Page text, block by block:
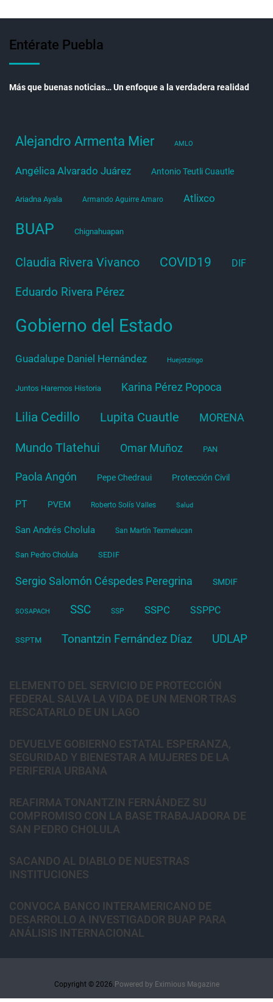
Entérate Puebla
Más que buenas noticias… Un enfoque a la verdadera realidad
Alejandro Armenta Mier AMLO
Angélica Alvarado Juárez Antonio Teutli Cuautle
Ariadna Ayala Armando Aguirre Amaro Atlixco
BUAP Chignahuapan
Claudia Rivera Vivanco COVID19 DIF
Eduardo Rivera Pérez
Gobierno del Estado
Guadalupe Daniel Hernández Huejotzingo
Juntos Haremos Historia Karina Pérez Popoca
Lilia Cedillo Lupita Cuautle MORENA
Mundo Tlatehui Omar Muñoz PAN
Paola Angón Pepe Chedraui Protección Civil
PT PVEM Roberto Solís Valles Salud
San Andrés Cholula San Martín Texmelucan
San Pedro Cholula SEDIF
Sergio Salomón Céspedes Peregrina SMDIF
SOSAPACH SSC SSP SSPC SSPPC
SSPTM Tonantzin Fernández Díaz UDLAP
ELEMENTO DEL SERVICIO DE PROTECCIÓN
FEDERAL SALVA LA VIDA DE UN MENOR TRAS
RESCATARLO DE UN LAGO
DEVUELVE GOBIERNO ESTATAL ESPERANZA,
SEGURIDAD Y BIENESTAR A MUJERES DE LA
PERIFERIA URBANA
REAFIRMA TONANTZIN FERNÁNDEZ SU
COMPROMISO CON LA BASE TRABAJADORA DE
SAN PEDRO CHOLULA
SACANDO AL DIABLO DE NUESTRAS
INSTITUCIONES
CONVOCA BANCO INTERAMERICANO DE
DESARROLLO A INVESTIGADOR BUAP PARA
ANÁLISIS INTERNACIONAL
Copyright © 2026. Powered by Eximious Magazine